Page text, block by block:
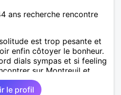
ans recherche rencontre
est trop pesante et
enfin côtoyer le bonheur.
dials sympas et si feeling
sur Montreuil et
pas.
le profil